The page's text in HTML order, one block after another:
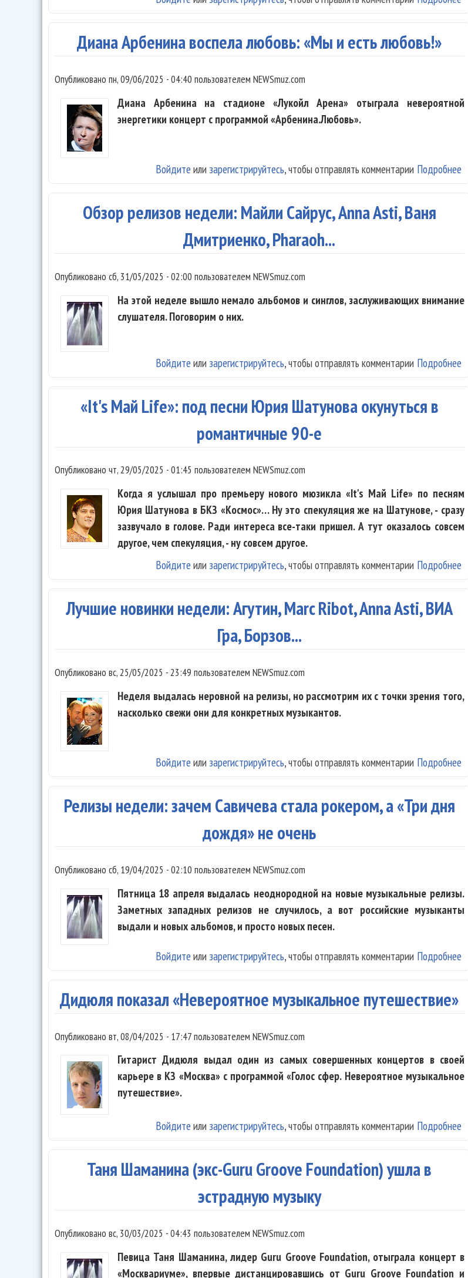
Диана Арбенина воспела любовь: «Мы и есть любовь!»
Опубликовано пн, 09/06/2025 - 04:40 пользователем NEWSmuz.com
Диана Арбенина на стадионе «Лукойл Арена» отыграла невероятной
энергетики концерт с программой «Арбенина.Любовь».
Подробнее
Войдите или зарегистрируйтесь, чтобы отправлять комментарии
Обзор релизов недели: Майли Сайрус, Anna Asti, Ваня
Дмитриенко, Pharaoh...
Опубликовано сб, 31/05/2025 - 02:00 пользователем NEWSmuz.com
На этой неделе вышло немало альбомов и синглов, заслуживающих внимание
слушателя. Поговорим о них.
Подробнее
Войдите или зарегистрируйтесь, чтобы отправлять комментарии
«It's Май Life»: под песни Юрия Шатунова окунуться в
романтичные 90-е
Опубликовано чт, 29/05/2025 - 01:45 пользователем NEWSmuz.com
Когда я услышал про премьеру нового мюзикла «It's Май Life» по песням
Юрия Шатунова в БКЗ «Космос»… Ну это спекуляция же на Шатунове, - сразу
зазвучало в голове. Ради интереса все-таки пришел. А тут оказалось совсем
другое, чем спекуляция, - ну совсем другое.
Подробнее
Войдите или зарегистрируйтесь, чтобы отправлять комментарии
Лучшие новинки недели: Агутин, Marc Ribot, Anna Asti, ВИА
Гра, Борзов...
Опубликовано вс, 25/05/2025 - 23:49 пользователем NEWSmuz.com
Неделя выдалась неровной на релизы, но рассмотрим их с точки зрения того,
насколько свежи они для конкретных музыкантов.
Подробнее
Войдите или зарегистрируйтесь, чтобы отправлять комментарии
Релизы недели: зачем Савичева стала рокером, а «Три дня
дождя» не очень
Опубликовано сб, 19/04/2025 - 02:10 пользователем NEWSmuz.com
Пятница 18 апреля выдалась неоднородной на новые музыкальные релизы.
Заметных западных релизов не случилось, а вот российские музыканты
выдали и новых альбомов, и просто новых песен.
Подробнее
Войдите или зарегистрируйтесь, чтобы отправлять комментарии
Дидюля показал «Невероятное музыкальное путешествие»
Опубликовано вт, 08/04/2025 - 17:47пользователем NEWSmuz.com
Гитарист Дидюля выдал один из самых совершенных концертов в своей
карьере в КЗ «Москва» с программой «Голос сфер. Невероятное музыкальное
путешествие».
Подробнее
Войдите или зарегистрируйтесь, чтобы отправлять комментарии
Таня Шаманина (экс-Guru Groove Foundation) ушла в
эстрадную музыку
Опубликовано вс, 30/03/2025 - 04:43 пользователем NEWSmuz.com
Певица Таня Шаманина, лидер Guru Groove Foundation, отыграла концерт в
«Москвариуме», впервые дистанцировавшись от Guru Groove Foundation и